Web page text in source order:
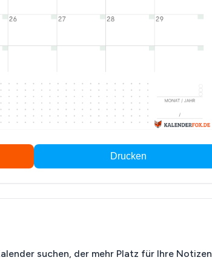
Drucken
suchen, der mehr Platz für Ihre Notizen